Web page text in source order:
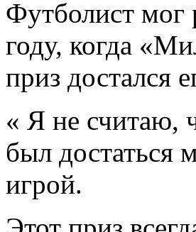
Футболист мог
году, когда
приз достался
« Я не считаю,
был достаться
игрой.